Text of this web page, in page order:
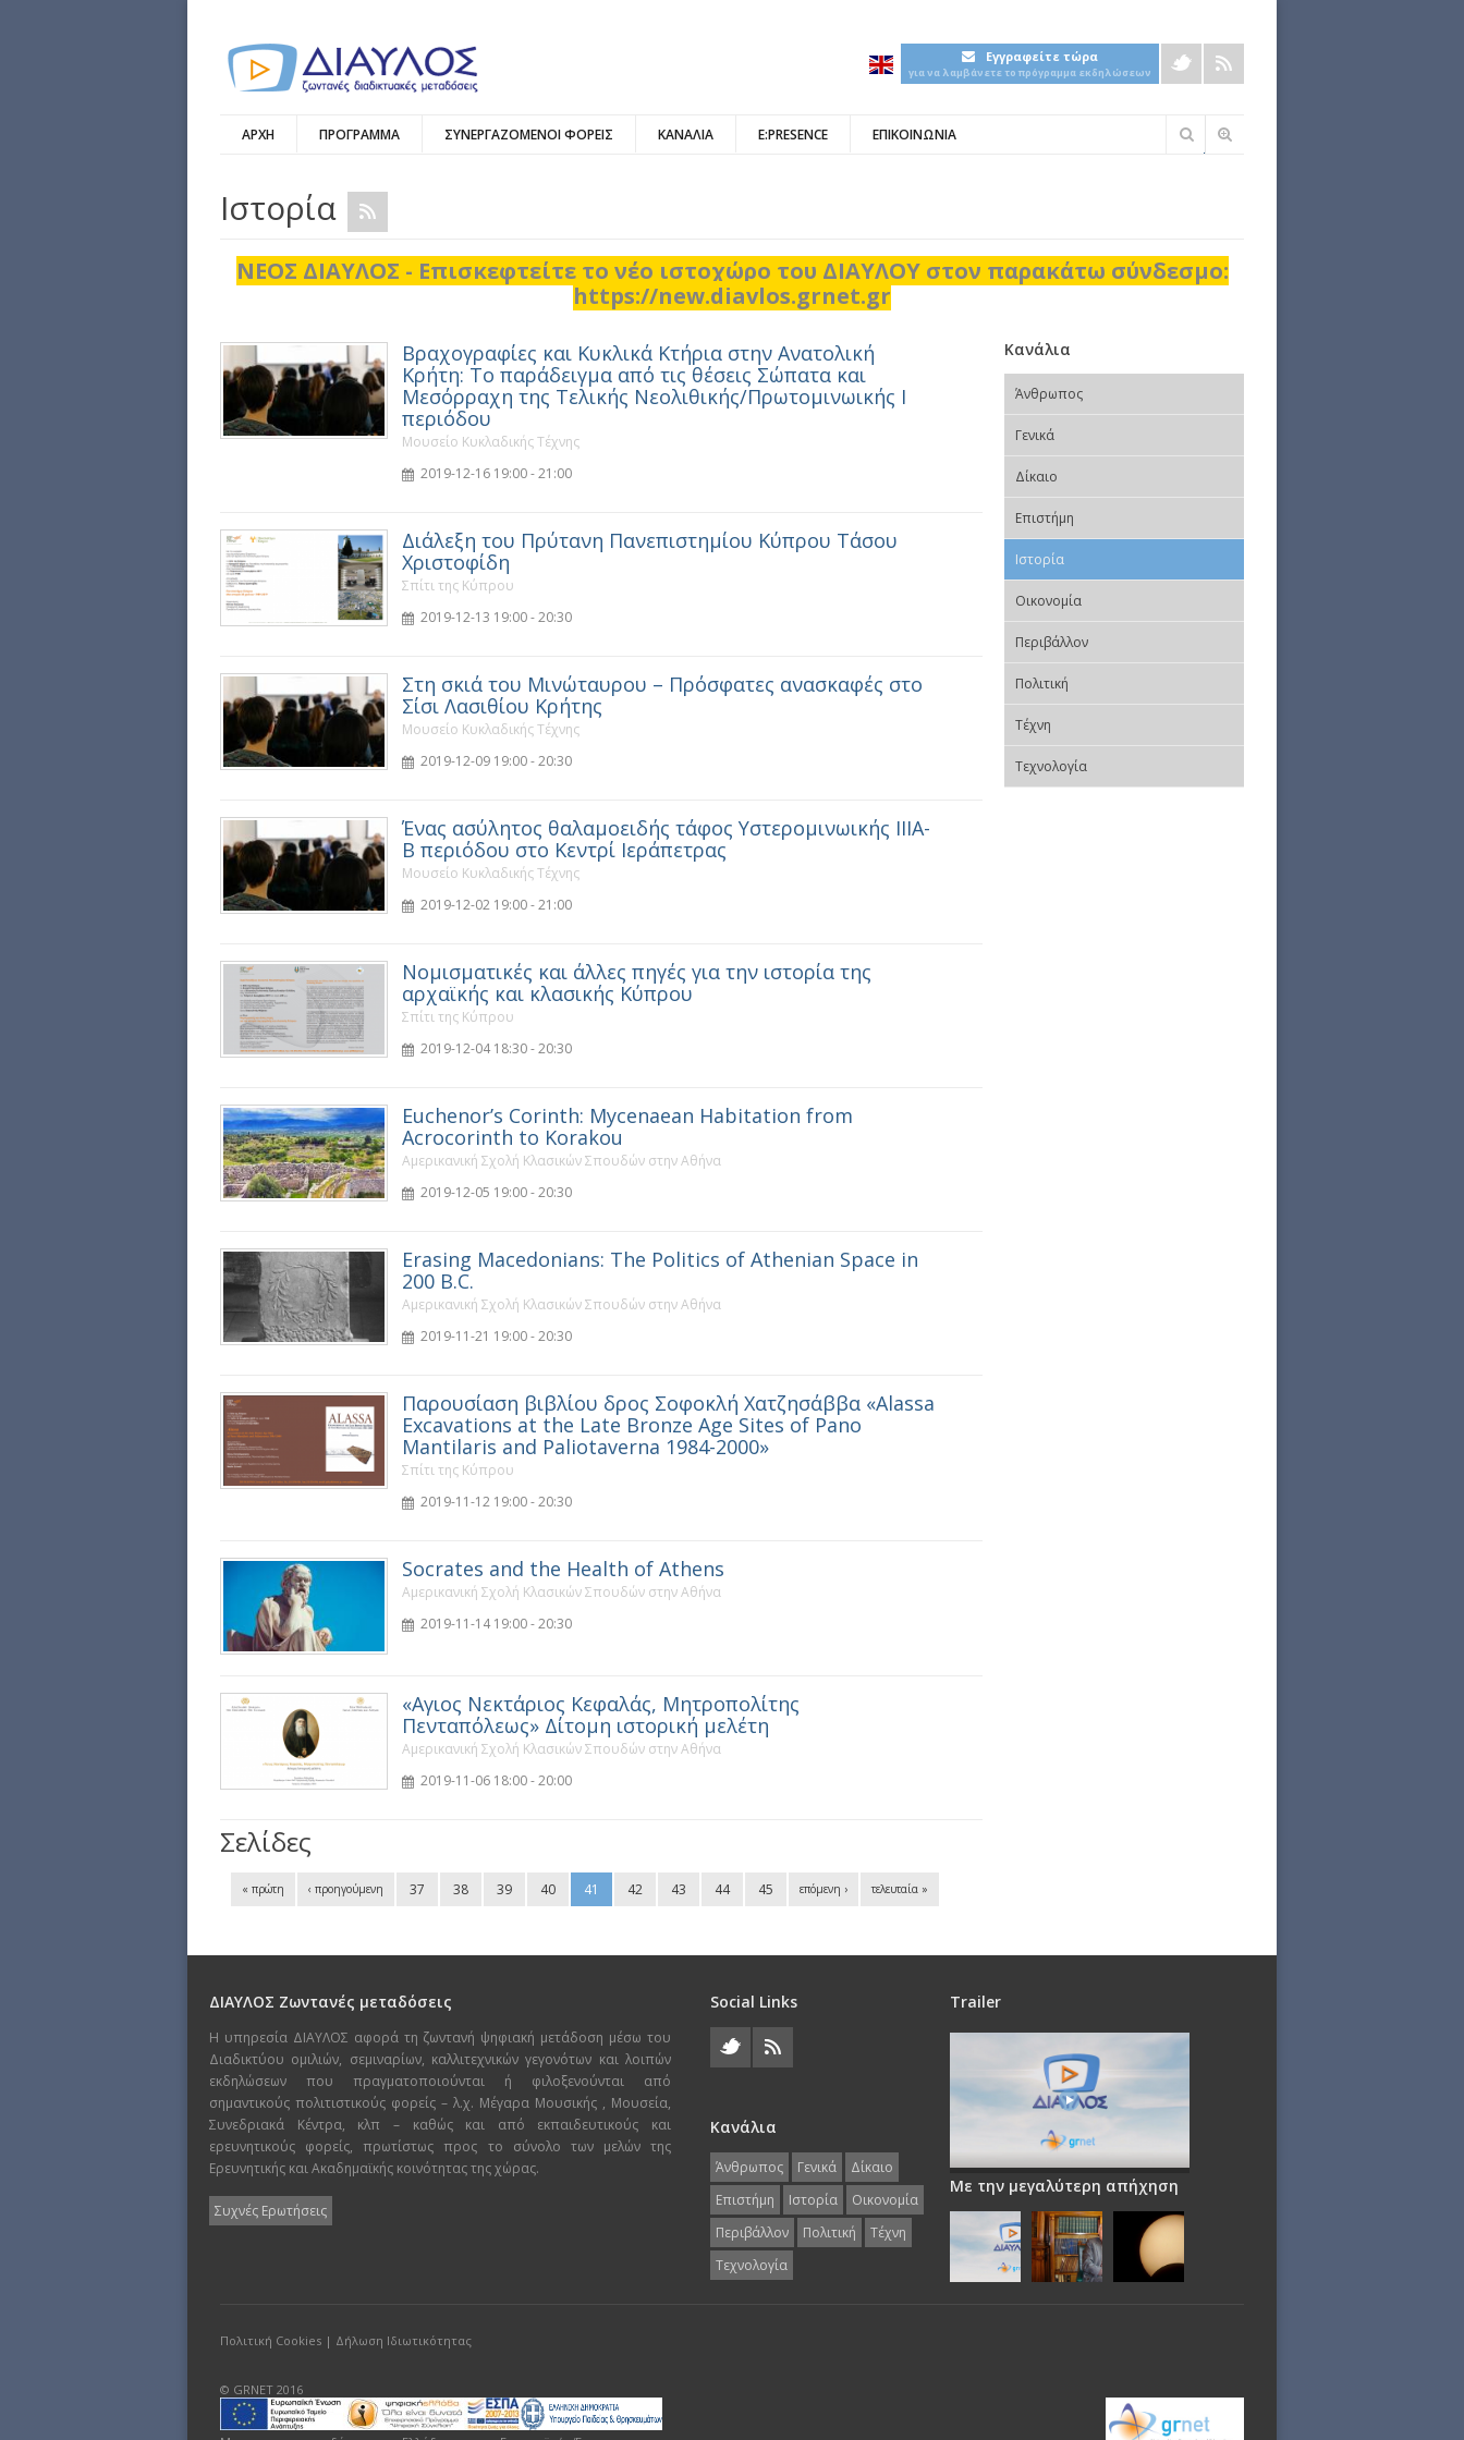
Εγγραφείτε τώρα
για να λαμβάνετε το πρόγραμμα εκδηλώσεων
ΑΡΧΗ ΠΡΟΓΡΑΜΜΑ ΣΥΝΕΡΓΑΖΟΜΕΝΟΙ ΦΟΡΕΙΣ ΚΑΝΑΛΙΑ E:PRESENCE ΕΠΙΚΟΙΝΩΝΙΑ
Φόρμα
Ιστορία
ΝΕΟΣ ΔΙΑΥΛΟΣ - Επισκεφτείτε το νέο ιστοχώρο του ΔΙΑΥΛΟΥ στον παρακάτω σύνδεσμο:
https://new.diavlos.grnet.gr
Βραχογραφίες και Κυκλικά Κτήρια στην Ανατολική
Κρήτη: Το παράδειγμα από τις θέσεις Σώπατα και
Μεσόρραχη της Τελικής Νεολιθικής/Πρωτομινωικής Ι
περιόδου
Μουσείο Κυκλαδικής Τέχνης
2019-12-16 19:00 - 21:00
Διάλεξη του Πρύτανη Πανεπιστημίου Κύπρου Τάσου
Χριστοφίδη
Σπίτι της Κύπρου
2019-12-13 19:00 - 20:30
Στη σκιά του Μινώταυρου – Πρόσφατες ανασκαφές στο
Σίσι Λασιθίου Κρήτης
Μουσείο Κυκλαδικής Τέχνης
2019-12-09 19:00 - 20:30
Ένας ασύλητος θαλαμοειδής τάφος Υστερομινωικής ΙΙΙΑ-
Β περιόδου στο Κεντρί Ιεράπετρας
Μουσείο Κυκλαδικής Τέχνης
2019-12-02 19:00 - 21:00
Νομισματικές και άλλες πηγές για την ιστορία της
αρχαϊκής και κλασικής Κύπρου
Σπίτι της Κύπρου
2019-12-04 18:30 - 20:30
Euchenor’s Corinth: Mycenaean Habitation from
Acrocorinth to Korakou
Αμερικανική Σχολή Κλασικών Σπουδών στην Αθήνα
2019-12-05 19:00 - 20:30
Erasing Macedonians: The Politics of Athenian Space in
200 B.C.
Αμερικανική Σχολή Κλασικών Σπουδών στην Αθήνα
2019-11-21 19:00 - 20:30
Παρουσίαση βιβλίου δρος Σοφοκλή Χατζησάββα «Alassa
Excavations at the Late Bronze Age Sites of Pano
Mantilaris and Paliotaverna 1984-2000»
Σπίτι της Κύπρου
2019-11-12 19:00 - 20:30
Socrates and the Health of Athens
Αμερικανική Σχολή Κλασικών Σπουδών στην Αθήνα
2019-11-14 19:00 - 20:30
«Αγιος Νεκτάριος Κεφαλάς, Μητροπολίτης
Πενταπόλεως» Δίτομη ιστορική μελέτη
Αμερικανική Σχολή Κλασικών Σπουδών στην Αθήνα
2019-11-06 18:00 - 20:00
Σελίδες
« πρώτη ‹ προηγούμενη 37 38 39 40 41 42 43 44 45 επόμενη › τελευταία »
Κανάλια
Άνθρωπος
Γενικά
Δίκαιο
Επιστήμη
Ιστορία
Οικονομία
Περιβάλλον
Πολιτική
Τέχνη
Τεχνολογία
ΔΙΑΥΛΟΣ Ζωντανές μεταδόσεις
Η υπηρεσία ΔΙΑΥΛΟΣ αφορά τη ζωντανή ψηφιακή μετάδοση μέσω του
Διαδικτύου ομιλιών, σεμιναρίων, καλλιτεχνικών γεγονότων και λοιπών
εκδηλώσεων που πραγματοποιούνται ή φιλοξενούνται από
σημαντικούς πολιτιστικούς φορείς – λ.χ. Μέγαρα Μουσικής , Μουσεία,
Συνεδριακά Κέντρα, κλπ – καθώς και από εκπαιδευτικούς και
ερευνητικούς φορείς, πρωτίστως προς το σύνολο των μελών της
Ερευνητικής και Ακαδημαϊκής κοινότητας της χώρας.
Συχνές Ερωτήσεις
Social Links
Κανάλια
Άνθρωπος Γενικά
Δίκαιο
Επιστήμη
Ιστορία
Οικονομία
Περιβάλλον
Πολιτική
Τέχνη
Τεχνολογία
Trailer
Με την μεγαλύτερη απήχηση
Πολιτική Cookies | Δήλωση Ιδιωτικότητας
© GRNET 2016